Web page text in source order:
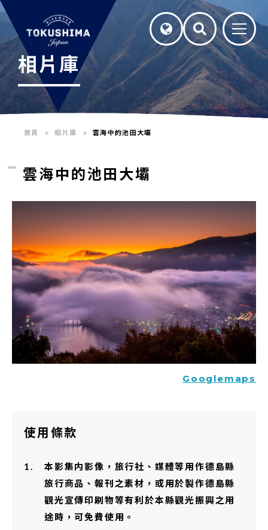
相片庫
首頁 相片庫 雲海中的池田大壩
雲海中的池田大壩
Googlemaps
使用條款
本影集内影像，旅行社、媒體等用作德島縣
旅行商品、報刊之素材，或用於製作德島縣
觀光宣傳印刷物等有利於本縣觀光振興之用
途時，可免費使用。